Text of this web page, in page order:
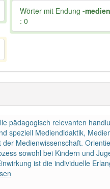
Wörter mit Endung-
: 0
pädagogisch relevanten
speziell Mediendidaktik,
Medienwissenschaft.
sowohl bei Kindern und
ist die individuelle